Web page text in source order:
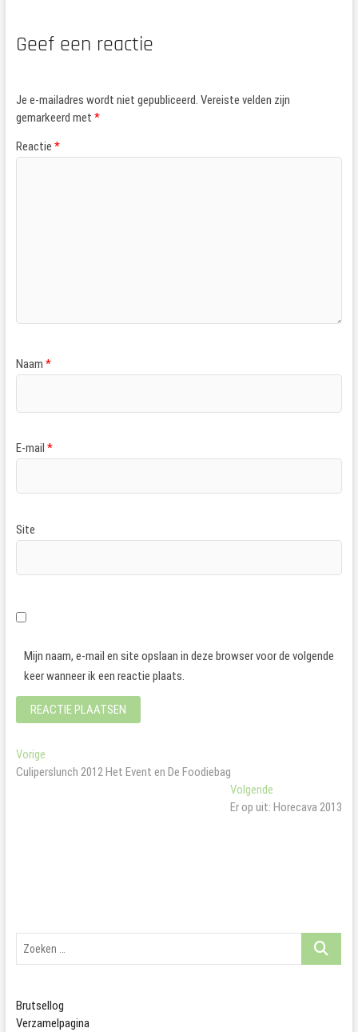
Geef een reactie
Je e-mailadres wordt niet gepubliceerd. Vereiste velden zijn
gemarkeerd met *
Reactie *
Naam *
E-mail *
Site
Mijn naam, e-mail en site opslaan in deze browser voor de volgende
keer wanneer ik een reactie plaats.
Bericht
navigatie
VorigeVorig
bericht:
Culiperslunch 2012 Het Event en De Foodiebag
Volgende
bericht:
Er op uit: Horecava 2013
Zoeken
Brutsellog
Verzamelpagina